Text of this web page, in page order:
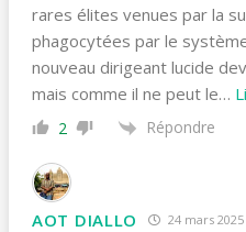
rares élites venues par la
phagocytées par le
nouveau dirigeant lucide
mais comme il ne peut le…
2 Répondre
AOT DIALLO 24 mars 2025